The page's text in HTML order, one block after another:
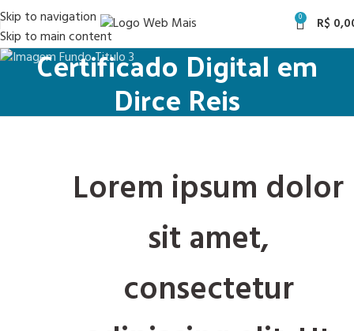
Skip to navigation
Skip to main content
0 R$
Certificado Digital em
Dirce Reis
Lorem ipsum dolor
sit amet,
consectetur